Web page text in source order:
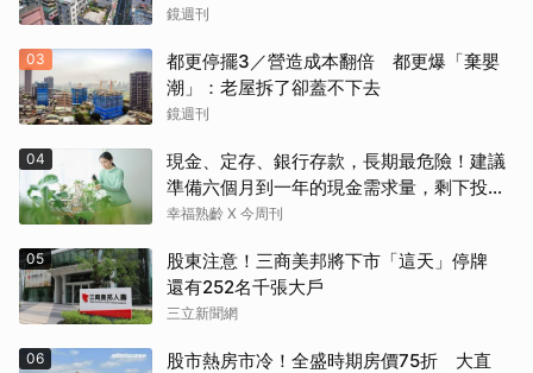
鏡週刊
03
都更停擺3／營造成本翻倍 都更爆「棄嬰
潮」：老屋拆了卻蓋不下去
鏡週刊
04
現金、定存、銀行存款，長期最危險！建議
準備六個月到一年的現金需求量，剩下投資
這2個
幸福熟齡 X 今周刊
05
股東注意！三商美邦將下市「這天」停牌
還有252名千張大戶
三立新聞網
06
股市熱房市冷！全盛時期房價75折 大直